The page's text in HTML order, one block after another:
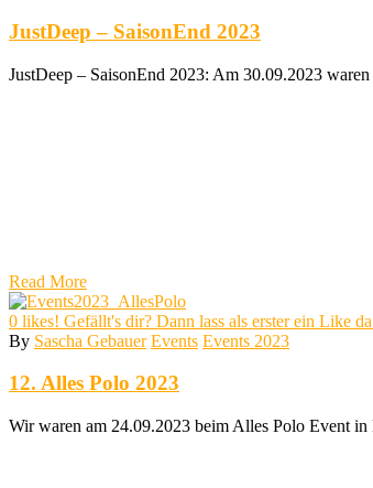
JustDeep – SaisonEnd 2023
JustDeep – SaisonEnd 2023: Am 30.09.2023
Read More
0 likes! Gefällt's dir? Dann lass als erster ein Like
By Sascha Gebauer Events Events 2023
12. Alles Polo 2023
Wir waren am 24.09.2023 beim Alles Polo Event in